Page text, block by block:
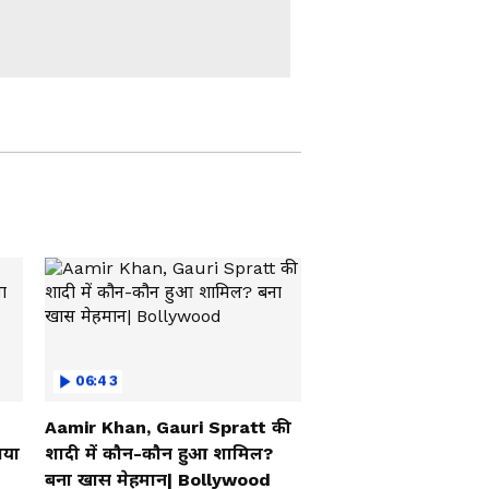
फॉर्मूला, बजने लगी तालियां
दी बहुत बड़ी सीख
Rahul Gandhi ने E20 पर
बनाया वीडियो लेकिन कर
एक्सीडेंटः चकनाचूर हो गई
कार-3 लोगों की ऑन द
स्पॉट मौत, SHO ने क्या
06:43
Aamir Khan, Gauri Spratt की
शादी में कौन-कौन हुआ शामिल?
बना खास मेहमान| Bollywood